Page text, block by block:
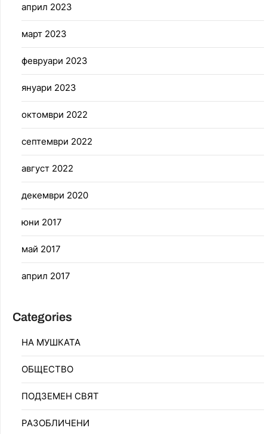
април 2023
март 2023
февруари 2023
януари 2023
октомври 2022
септември 2022
август 2022
декември 2020
юни 2017
май 2017
април 2017
Categories
НА МУШКАТА
ОБЩЕСТВО
ПОДЗЕМЕН СВЯТ
РАЗОБЛИЧЕНИ